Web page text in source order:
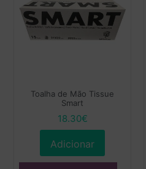
Toalha de Mão Tissue
Smart
18.30€
Adicionar